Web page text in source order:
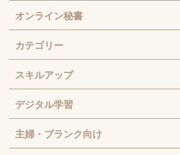
オンライン秘書
カテゴリー
スキルアップ
デジタル学習
主婦・ブランク向け